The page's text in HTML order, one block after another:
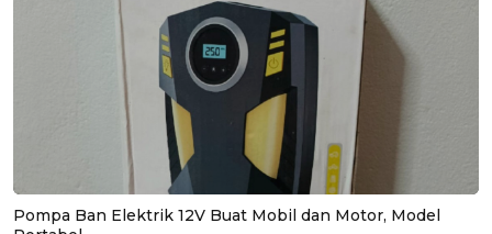
Pompa Ban Elektrik 12V Buat Mobil dan Motor, Model